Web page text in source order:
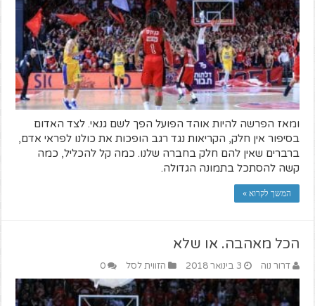
ומאז הפרשה להיות אוהד הפועל הפך לשם גנאי. לצד האדום
בסיפור אין חלק, הקריאות נגד רגב הופכות את כולנו לפראי אדם,
ברברים שאין להם חלק בחברה שלנו. כמה קל להכליל, כמה
קשה להסתכל בתמונה הגדולה.
המשך לקרוא »
הכל מאהבה. או שלא
דרור נוה 3 בינואר 2018 הזווית לסל 0